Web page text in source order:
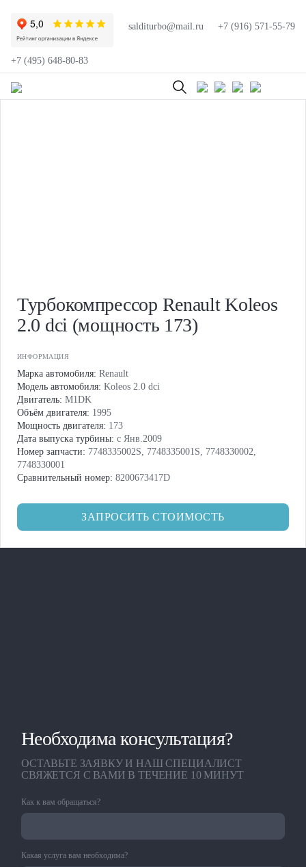
salditurbo@mail.ru +7 (916) 571-55-79
+7 (495) 648-80-83
Турбокомпрессор Renault Koleos
2.0 dci (мощность 173)
ИНФОРМАЦИЯ
Марка автомобиля: Renault
Модель автомобиля: Koleos 2.0 dci
Двигатель: M1DK
Объём двигателя: 1995
Мощность двигателя: 173
Дата выпуска турбины: с Янв.2009
Номер запчасти: 7748335002S, 7748335001S, 7748330002,
7748330001
Сравнительный номер: 8200673417D
ЗАПРОСИТЬ СТОИМОСТЬ
Необходима консультация?
ОСТАВЬТЕ ЗАЯВКУ И НАШ СПЕЦИАЛИСТ
СВЯЖЕТСЯ С ВАМИ В ТЕЧЕНИЕ 10 МИНУТ
Как к вам обращаться?
Какая услуга вам необходима?